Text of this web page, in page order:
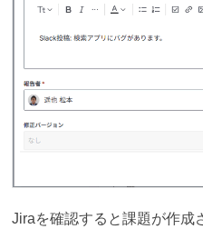
Jiraを確認すると課題が作成